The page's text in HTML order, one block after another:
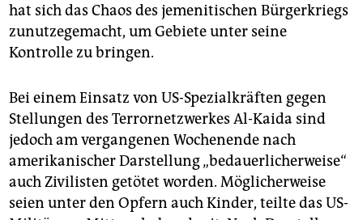
hat sich das Chaos des jemenitischen Bürgerkriegs
zunutzegemacht, um Gebiete unter seine
Kontrolle zu bringen.
Bei einem Einsatz von US-Spezialkräften gegen
Stellungen des Terrornetzwerkes Al-Kaida sind
jedoch am vergangenen Wochenende nach
amerikanischer Darstellung „bedauerlicherweise“
auch Zivilisten getötet worden. Möglicherweise
seien unter den Opfern auch Kinder, teilte das US-